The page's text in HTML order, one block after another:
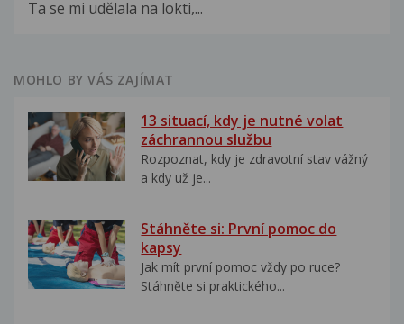
Ta se mi udělala na lokti,...
MOHLO BY VÁS ZAJÍMAT
13 situací, kdy je nutné volat
záchrannou službu
Rozpoznat, kdy je zdravotní stav vážný
a kdy už je...
Stáhněte si: První pomoc do
kapsy
Jak mít první pomoc vždy po ruce?
Stáhněte si praktického...